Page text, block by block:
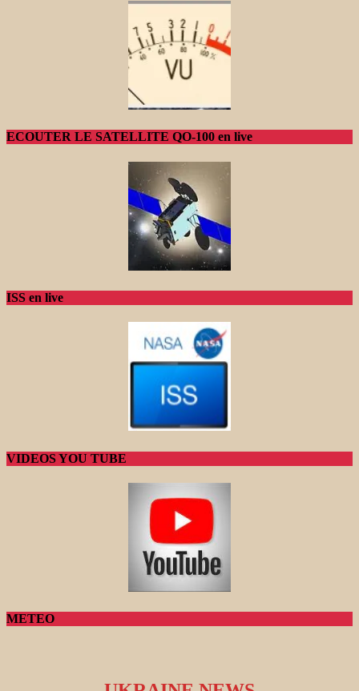
ECOUTER LE SATELLITE QO-100 en live
ISS en live
VIDEOS YOU TUBE
METEO